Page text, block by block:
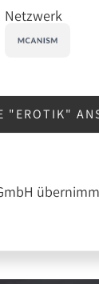
Netzwerk
"EROTIK"